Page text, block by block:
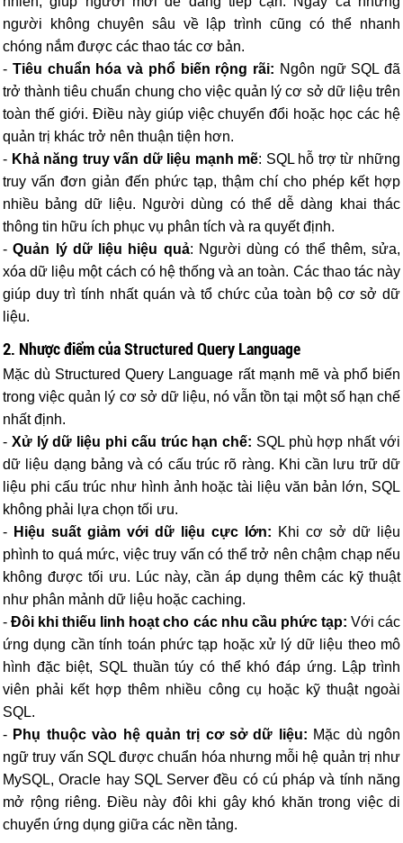
người không chuyên sâu về lập trình cũng có thể nhanh
chóng nắm được các thao tác cơ bản.
- Tiêu chuẩn hóa và phổ biến rộng rãi: Ngôn ngữ SQL đã
trở thành tiêu chuẩn chung cho việc quản lý cơ sở dữ liệu trên
toàn thế giới. Điều này giúp việc chuyển đổi hoặc học các hệ
quản trị khác trở nên thuận tiện hơn.
- Khả năng truy vấn dữ liệu mạnh mẽ: SQL hỗ trợ từ những
truy vấn đơn giản đến phức tạp, thậm chí cho phép kết hợp
nhiều bảng dữ liệu. Người dùng có thể dễ dàng khai thác
thông tin hữu ích phục vụ phân tích và ra quyết định.
-Quản lý dữ liệu hiệu quả: Người dùng có thể thêm, sửa,
xóa dữ liệu một cách có hệ thống và an toàn. Các thao tác này
giúp duy trì tính nhất quán và tổ chức của toàn bộ cơ sở dữ
liệu.
2. Nhược điểm của Structured Query Language
Mặc dù Structured Query Language rất mạnh mẽ và phổ biến
trong việc quản lý cơ sở dữ liệu, nó vẫn tồn tại một số hạn chế
nhất định.
- Xử lý dữ liệu phi cấu trúc hạn chế: SQL phù hợp nhất với
dữ liệu dạng bảng và có cấu trúc rõ ràng. Khi cần lưu trữ dữ
liệu phi cấu trúc như hình ảnh hoặc tài liệu văn bản lớn, SQL
không phải lựa chọn tối ưu.
- Hiệu suất giảm với dữ liệu cực lớn: Khi cơ sở dữ liệu
phình to quá mức, việc truy vấn có thể trở nên chậm chạp nếu
không được tối ưu. Lúc này, cần áp dụng thêm các kỹ thuật
như phân mảnh dữ liệu hoặc caching.
-Đôi khi thiếu linh hoạt cho các nhu cầu phức tạp: Với các
ứng dụng cần tính toán phức tạp hoặc xử lý dữ liệu theo mô
hình đặc biệt, SQL thuần túy có thể khó đáp ứng. Lập trình
viên phải kết hợp thêm nhiều công cụ hoặc kỹ thuật ngoài
SQL.
- Phụ thuộc vào hệ quản trị cơ sở dữ liệu: Mặc dù ngôn
ngữ truy vấn SQL được chuẩn hóa nhưng mỗi hệ quản trị như
MySQL, Oracle hay SQL Server đều có cú pháp và tính năng
mở rộng riêng. Điều này đôi khi gây khó khăn trong việc di
chuyển ứng dụng giữa các nền tảng.